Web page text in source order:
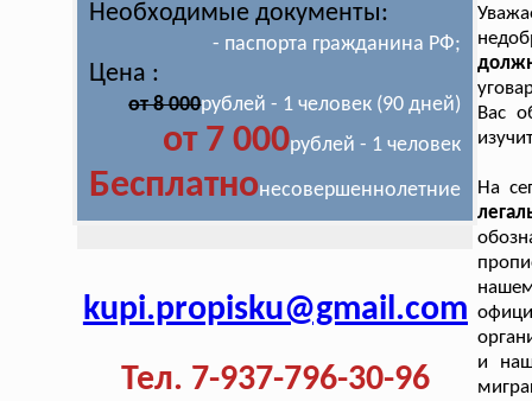
Необходимые документы:
- паспорта гражданина РФ;
Цена :
от 8 000рублей - 1 человек (90 дней)
от 7 000рублей - 1 человек
Бесплатнонесовершеннолетние
kupi.propisku@gmail.com
Тел. 7-937-796-30-96
Вас
На
и